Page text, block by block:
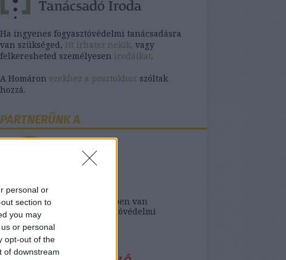
personal or
section to
you may
or personal
opt-out of the
of downstream
Ha ingyenes fogyasztóvédelmi tanácsadásra
van szükséged, itt írhatsz nekik, vagy
felkeresheted személyesen irodáikat.
A Homáron ezekhez a posztokhoz szóltak
hozzá.
PARTNERÜNK A
Ha bank- vagy biztosító ügyben van
szükséged ingyenes fogyasztóvédelmi
tanácsra,itt találod őket